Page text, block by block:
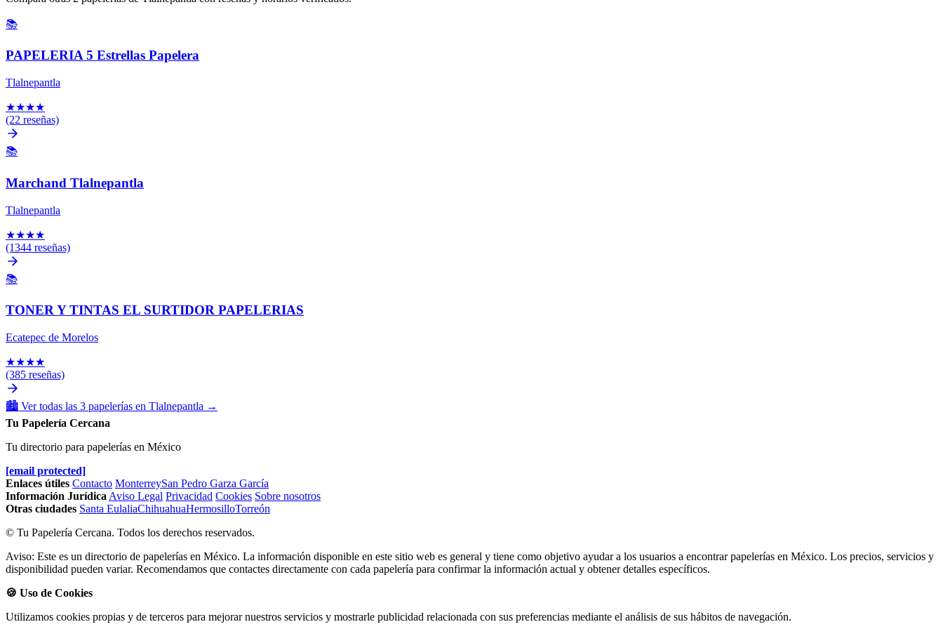
📚
PAPELERIA 5 Estrellas Papelera
Tlalnepantla
★★★★
(22 reseñas)
📚
Marchand Tlalnepantla
Tlalnepantla
★★★★
(1344 reseñas)
📚
TONER Y TINTAS EL SURTIDOR PAPELERIAS
Ecatepec de Morelos
★★★★
(385 reseñas)
🏙️ Ver todas las 3 papelerías en Tlalnepantla →
Tu Papelería Cercana
Tu directorio para papelerías en México
[email protected]
Enlaces útiles Contacto MonterreySan Pedro Garza García
Información Jurídica Aviso Legal Privacidad Cookies Sobre nosotros
Otras ciudades Santa EulaliaChihuahuaHermosilloTorreón
© Tu Papelería Cercana. Todos los derechos reservados.
Aviso: Este es un directorio de papelerías en México. La información disponible en este sitio web es general y tiene como objetivo ayudar a los usuarios a encontrar papelerías en México. Los precios, servicios y
disponibilidad pueden variar. Recomendamos que contactes directamente con cada papelería para confirmar la información actual y obtener detalles específicos.
🍪 Uso de Cookies
Utilizamos cookies propias y de terceros para mejorar nuestros servicios y mostrarle publicidad relacionada con sus preferencias mediante el análisis de sus hábitos de navegación.